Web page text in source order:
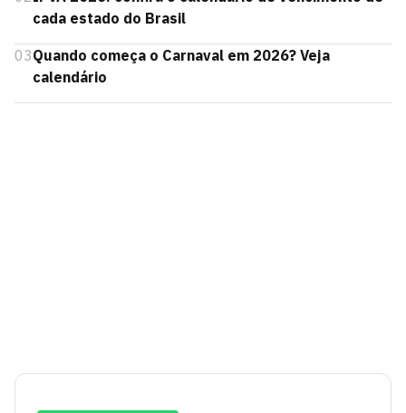
cada estado do Brasil
03Quando começa o Carnaval em 2026? Veja
calendário